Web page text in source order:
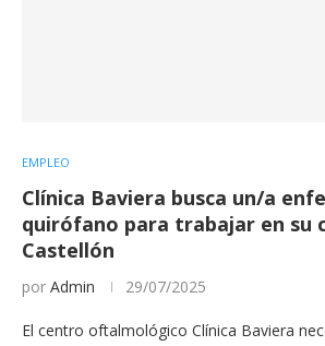
EMPLEO
Clínica Baviera busca un/a
quirófano para trabajar en su
Castellón
por Admin 29/07/2025
El centro oftalmológico Clínica Baviera